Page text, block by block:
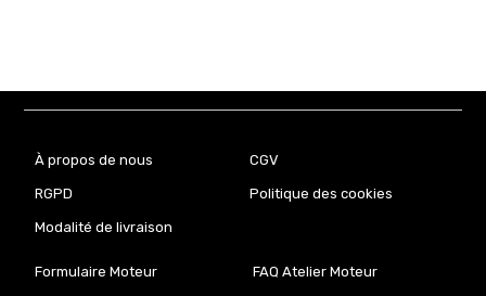
À propos de nous CGV
RGPD Politique des cookies
Modalité de livraison
Formulaire Moteur FAQ Atelier Moteur